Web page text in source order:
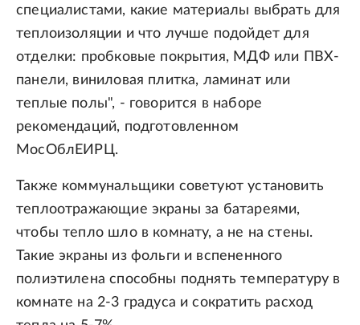
специалистами, какие материалы выбрать для
теплоизоляции и что лучше подойдет для
отделки: пробковые покрытия, МДФ или ПВХ-
панели, виниловая плитка, ламинат или
теплые полы", - говорится в наборе
рекомендаций, подготовленном
МосОблЕИРЦ.
Также коммунальщики советуют установить
теплоотражающие экраны за батареями,
чтобы тепло шло в комнату, а не на стены.
Такие экраны из фольги и вспененного
полиэтилена способны поднять температуру в
комнате на 2-3 градуса и сократить расход